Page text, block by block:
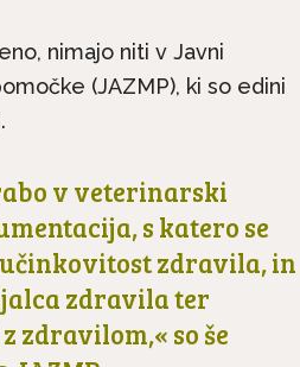
nimajo niti v Javni
(JAZMP), ki so edini
v veterinarski
s katero se
zdravila, in
zdravila ter
zdravilom,« so še